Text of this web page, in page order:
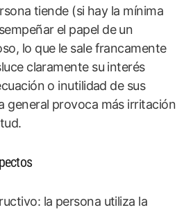
tiende (si hay la mínima
el papel de un
lo que le sale francamente
claramente su interés
o inutilidad de sus
general provoca más irritación
la persona utiliza la